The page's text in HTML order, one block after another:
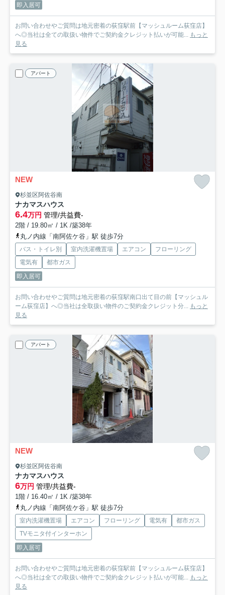
即入居可
お問い合わせやご質問は地元密着の荻窪駅前【マッシュルーム荻窪店】
へ◎当社は全ての取扱い物件でご契約金クレジット払いが可能... もっと
見る
アパート
NEW
杉並区阿佐谷南
ナカマスハウス
6.4万円 管理/共益費-
2階 / 19.80㎡ / 1K /築38年
丸ノ内線「南阿佐ケ谷」駅 徒歩7分
バス・トイレ別 室内洗濯機置場 エアコン
フローリング
電気有
都市ガス
即入居可
お問い合わせやご質問は地元密着の荻窪駅南口出て目の前【マッシュル
ーム荻窪店】へ◎当社は全取扱い物件のご契約金クレジット分... もっと
見る
アパート
NEW
杉並区阿佐谷南
ナカマスハウス
6万円 管理/共益費-
1階 / 16.40㎡ / 1K /築38年
丸ノ内線「南阿佐ケ谷」駅 徒歩7分
室内洗濯機置場 エアコン フローリング 電気有
都市ガス
TVモニタ付インターホン
即入居可
お問い合わせやご質問は地元密着の荻窪駅前【マッシュルーム荻窪店】
へ◎当社は全ての取扱い物件でご契約金クレジット払いが可能... もっと
見る